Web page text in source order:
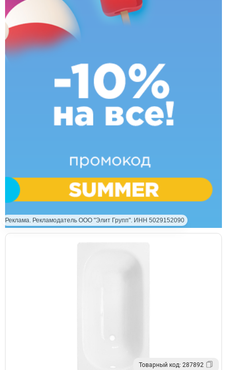
Реклама. Рекламодатель ООО "Элит Групп". ИНН 5029152090
Товарный код: 287892